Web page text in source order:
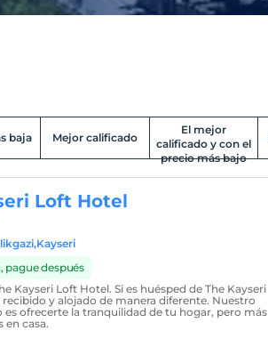
baja Mejor calificado
El mejor
calificado y con el
precio más bajo
Loft Hotel
pague después
Kayseri Loft Hotel. Si es huésped de The Kayseri
recibido y alojado de manera diferente. Nuestro
ofrecerte la tranquilidad de tu hogar, pero más
en casa.